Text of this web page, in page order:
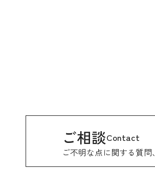
ご相談Contact
ご不明な点に関する質問、